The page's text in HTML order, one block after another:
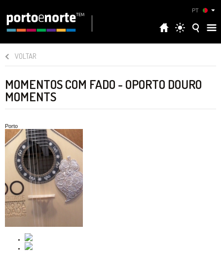
PT
VOLTAR
MOMENTOS COM FADO - OPORTO DOURO
MOMENTS
Porto